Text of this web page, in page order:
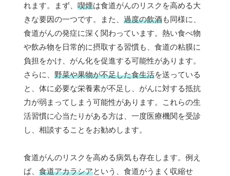
れます。まず、 喫煙は食道がんのリスクを高める大
きな要因の一つです。また、 過度の飲酒も同様に、
食道がんの発症に深く関わっています。熱い食べ物
や飲み物を日常的に摂取する習慣も、食道の粘膜に
負担をかけ、がん化を促進する可能性があります。
さらに、 野菜や果物が不足した食生活を送っている
と、体に必要な栄養素が不足し、がんに対する抵抗
力が弱まってしまう可能性があります。これらの生
活習慣に心当たりがある方は、一度医療機関を受診
し、相談することをお勧めします。
食道がんのリスクを高める病気も存在します。例え
ば、 食道アカラシアという、食道がうまく収縮せ